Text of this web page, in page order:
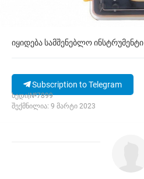
იყიდება სამშენებლო ინსტრუმენტი
Subscription to Telegram
ხედი|№7899
შექმნილია: 9 მარტი 2023